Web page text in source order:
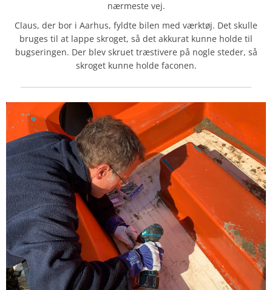
nærmeste vej.
Claus, der bor i Aarhus, fyldte bilen med værktøj. Det skulle
bruges til at lappe skroget, så det akkurat kunne holde til
bugseringen. Der blev skruet træstivere på nogle steder, så
skroget kunne holde faconen.